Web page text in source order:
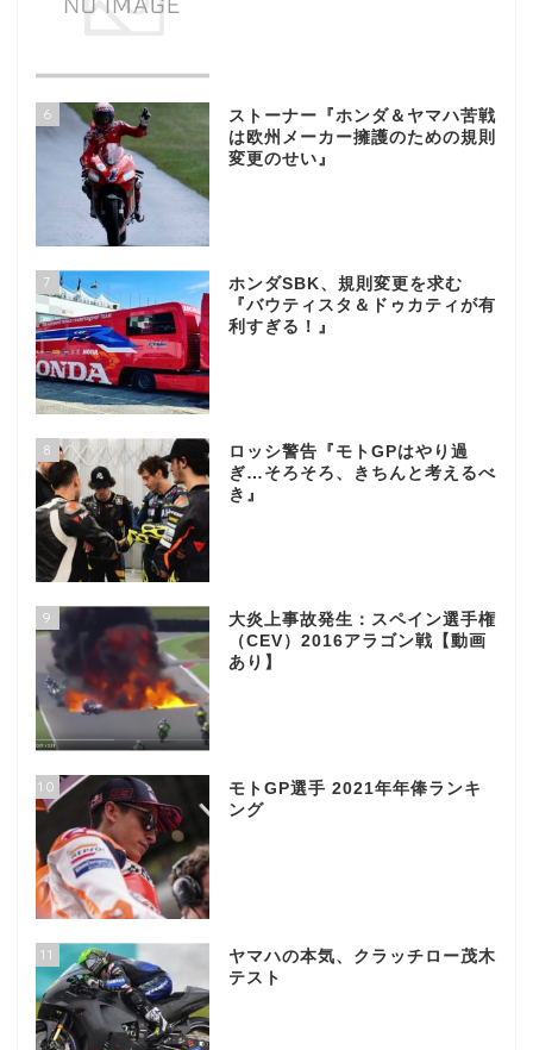
6
ストーナー『ホンダ＆ヤマハ苦戦
は欧州メーカー擁護のための規則
変更のせい』
7
ホンダSBK、規則変更を求む
『バウティスタ＆ドゥカティが有
利すぎる！』
8
ロッシ警告『モトGPはやり過
ぎ…そろそろ、きちんと考えるべ
き』
9
大炎上事故発生：スペイン選手権
（CEV）2016アラゴン戦【動画
あり】
10
モトGP選手 2021年年俸ランキ
ング
11
ヤマハの本気、クラッチロー茂木
テスト